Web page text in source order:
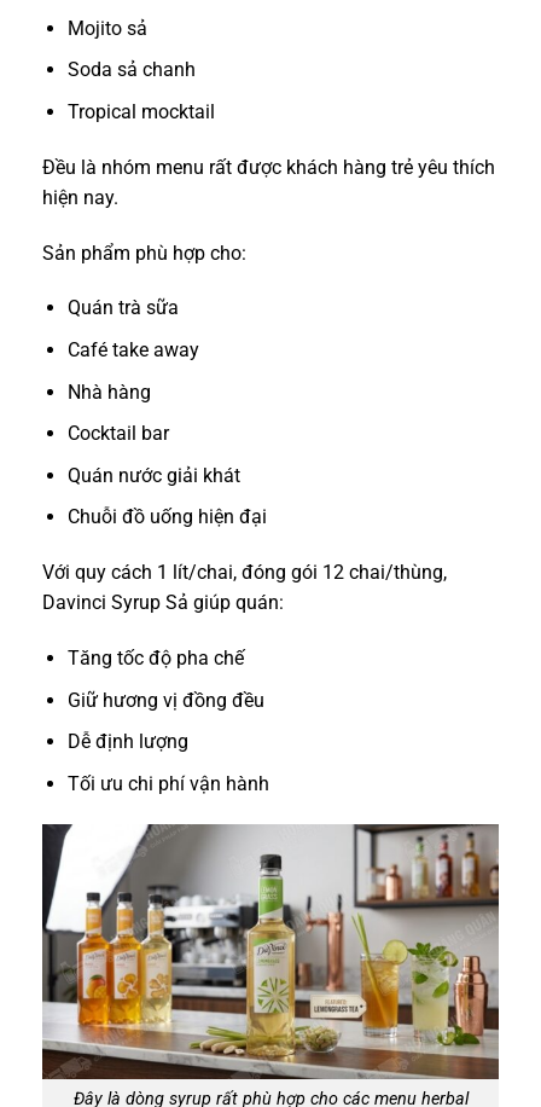
Mojito sả
Soda sả chanh
Tropical mocktail
Đều là nhóm menu rất được khách hàng trẻ yêu thích
hiện nay.
Sản phẩm phù hợp cho:
Quán trà sữa
Café take away
Nhà hàng
Cocktail bar
Quán nước giải khát
Chuỗi đồ uống hiện đại
Với quy cách 1 lít/chai, đóng gói 12 chai/thùng,
Davinci Syrup Sả giúp quán:
Tăng tốc độ pha chế
Giữ hương vị đồng đều
Dễ định lượng
Tối ưu chi phí vận hành
Đây là dòng syrup rất phù hợp cho các menu herbal